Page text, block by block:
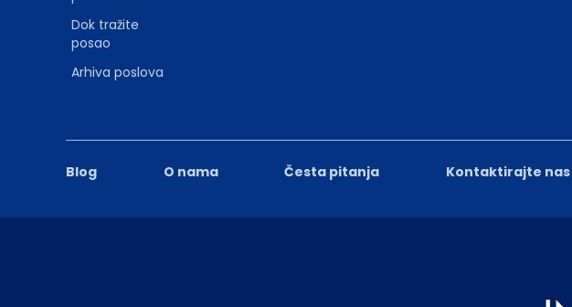
Blog O nama Česta pitanja Kontaktirajte nas
Dok tražite
posao
Arhiva poslova